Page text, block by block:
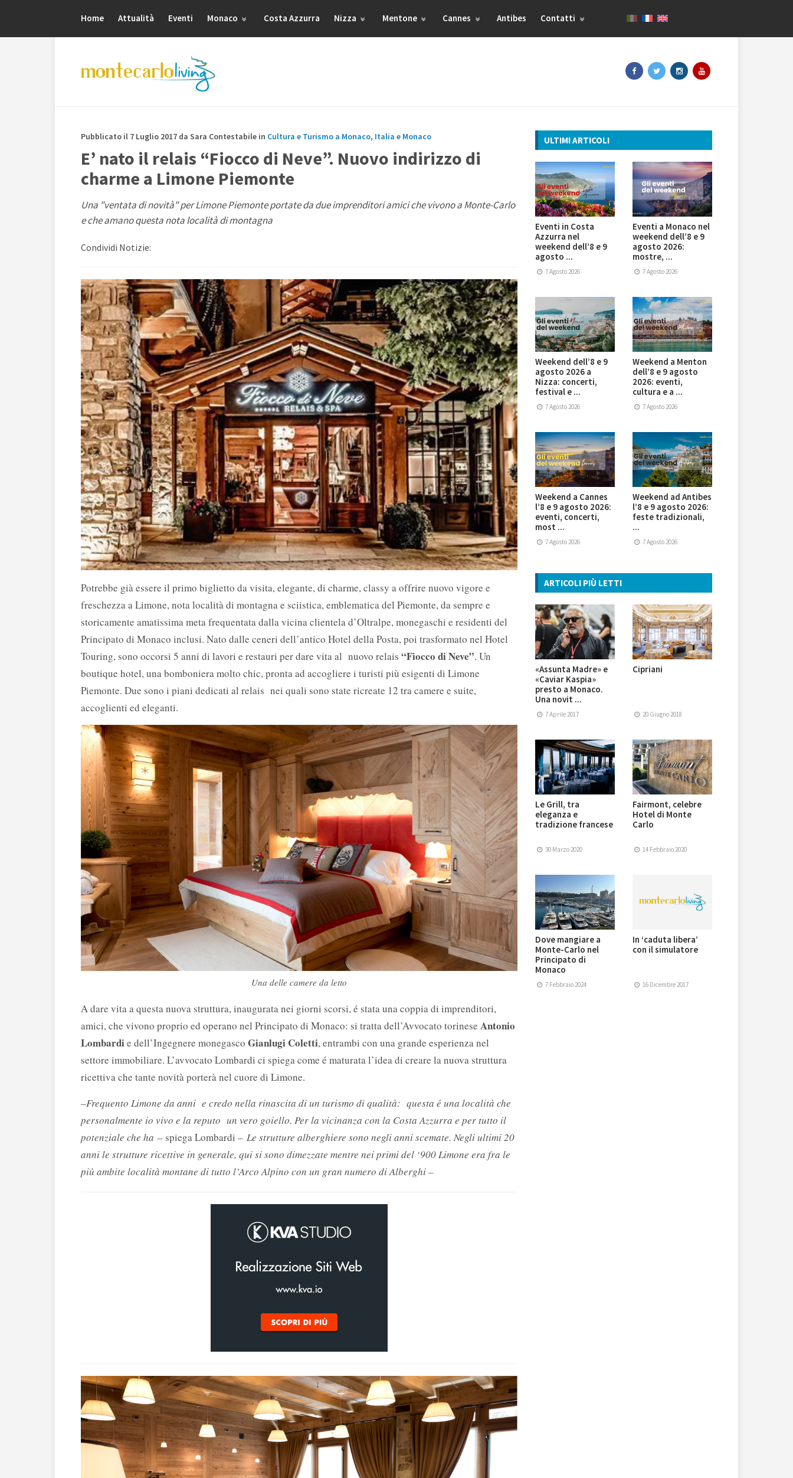
Home Attualità Eventi Monaco Costa Azzurra Nizza Mentone Cannes Antibes Contatti
Pubblicato il 7 Luglio 2017 da Sara Contestabile in Cultura e Turismo a Monaco, Italia e Monaco
E’ nato il relais “Fiocco di Neve”. Nuovo indirizzo di
charme a Limone Piemonte
Una "ventata di novità" per Limone Piemonte portate da due imprenditori amici che vivono a Monte-Carlo
e che amano questa nota località di montagna
Condividi Notizie:
Potrebbe già essere il primo biglietto da visita, elegante, di charme, classy a offrire nuovo vigore e
freschezza a Limone, nota località di montagna e sciistica, emblematica del Piemonte, da sempre e
storicamente amatissima meta frequentata dalla vicina clientela d’Oltralpe, monegaschi e residenti del
Principato di Monaco inclusi. Nato dalle ceneri dell’antico Hotel della Posta, poi trasformato nel Hotel
Touring, sono occorsi 5 anni di lavori e restauri per dare vita al nuovo relais “Fiocco di Neve”. Un
boutique hotel, una bomboniera molto chic, pronta ad accogliere i turisti più esigenti di Limone
Piemonte. Due sono i piani dedicati al relais nei quali sono state ricreate 12 tra camere e suite,
accoglienti ed eleganti.
Una delle camere da letto
A dare vita a questa nuova struttura, inaugurata nei giorni scorsi, é stata una coppia di imprenditori,
amici, che vivono proprio ed operano nel Principato di Monaco: si tratta dell’Avvocato torinese Antonio
Lombardie dell’Ingegnere monegasco Gianlugi Coletti, entrambi con una grande esperienza nel
settore immobiliare. L’avvocato Lombardi ci spiega come é maturata l’idea di creare la nuova struttura
ricettiva che tante novità porterà nel cuore di Limone.
–Frequento Limone da anni e credo nella rinascita di un turismo di qualità: questa é una località che
personalmente io vivo e la reputo un vero goiello. Per la vicinanza con la Costa Azzurra e per tutto il
potenziale che ha – spiega Lombardi – Le strutture alberghiere sono negli anni scemate. Negli ultimi 20
anni le strutture ricettive in generale, qui si sono dimezzate mentre nei primi del ‘900 Limone era fra le
più ambite località montane di tutto l’Arco Alpino con un gran numero di Alberghi –
ULTIMI ARTICOLI
Eventi in Costa
Azzurra nel
weekend dell’8 e 9
agosto ...
7 Agosto 2026
Eventi a Monaco nel
weekend dell’8 e 9
agosto 2026:
mostre, ...
7 Agosto 2026
Weekend dell’8 e 9
agosto 2026 a
Nizza: concerti,
festival e ...
7 Agosto 2026
Weekend a Menton
dell’8 e 9 agosto
2026: eventi,
cultura e a ...
7 Agosto 2026
Weekend a Cannes
l’8 e 9 agosto 2026:
eventi, concerti,
most ...
7 Agosto 2026
Weekend ad Antibes
l’8 e 9 agosto 2026:
feste tradizionali,
...
7 Agosto 2026
ARTICOLI PIÙ LETTI
«Assunta Madre» e
«Caviar Kaspia»
presto a Monaco.
Una novit ...
7 Aprile 2017
Cipriani
20 Giugno 2018
Le Grill, tra
eleganza e
tradizione francese
30 Marzo 2020
Fairmont, celebre
Hotel di Monte
Carlo
14 Febbraio 2020
Dove mangiare a
Monte-Carlo nel
Principato di
Monaco
7 Febbraio 2024
In ‘caduta libera’
con il simulatore
16 Dicembre 2017